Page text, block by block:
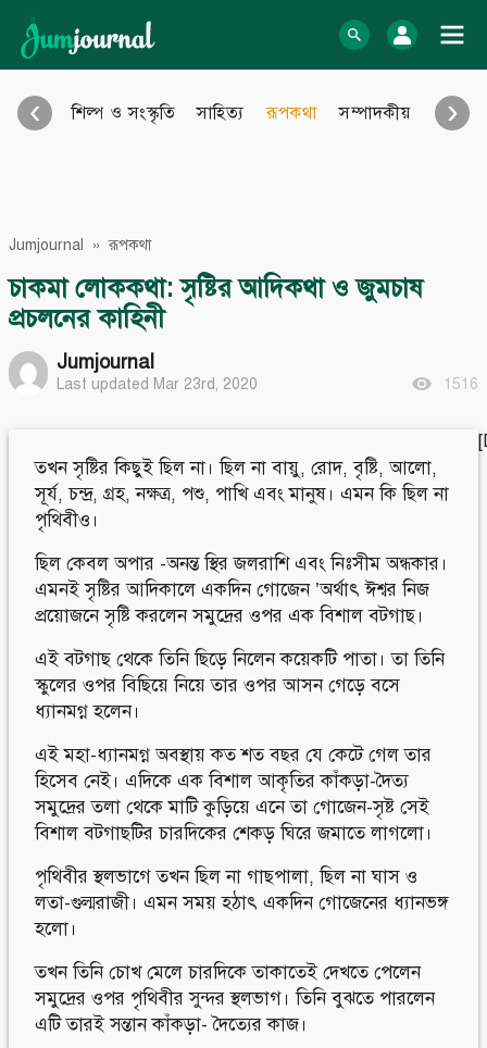
content
log In
Audio Archive
Learn more
About Us
How to
Contribute
Follow Us
Facebook
Twitter
Youtube
Instagram
Invite Jumjournal Team
Be a representative
Be a partner
শিল্প ও সংস্কৃতি সাহিত্য রূপকথা সম্পাদকীয় আইন
‹ ›
Jumjournal »রূপকথা
চাকমা লোককথা: সৃষ্টির আদিকথা ও জুমচাষ
প্রচলনের কাহিনী
Jumjournal
Last updated Mar 23rd, 2020 1516
তখন সৃষ্টির কিছুই ছিল না। ছিল না বায়ু, রোদ, বৃষ্টি, আলো,
সূর্য, চন্দ্র, গ্রহ, নক্ষত্র, পশু, পাখি এবং মানুষ। এমন কি ছিল না
পৃথিবীও।
ছিল কেবল অপার -অনন্ত স্থির জলরাশি এবং নিঃসীম অন্ধকার।
এমনই সৃষ্টির আদিকালে একদিন গোজেন ’অর্থাৎ ঈশ্বর নিজ
প্রয়োজনে সৃষ্টি করলেন সমুদ্রের ওপর এক বিশাল বটগাছ।
এই বটগাছ থেকে তিনি ছিড়ে নিলেন কয়েকটি পাতা। তা তিনি
স্কুলের ওপর বিছিয়ে নিয়ে তার ওপর আসন গেড়ে বসে
ধ্যানমগ্ন হলেন।
এই মহা-ধ্যানমগ্ন অবস্থায় কত শত বছর যে কেটে গেল তার
হিসেব নেই। এদিকে এক বিশাল আকৃতির কাঁকড়া-দৈত্য
সমুদ্রের তলা থেকে মাটি কুড়িয়ে এনে তা গোজেন-সৃষ্ট সেই
বিশাল বটগাছটির চারদিকের শেকড় ঘিরে জমাতে লাগলো।
পৃথিবীর স্থলভাগে তখন ছিল না গাছপালা, ছিল না ঘাস ও
লতা-গুল্মরাজী। এমন সময় হঠাৎ একদিন গোজেনের ধ্যানভঙ্গ
হলো।
তখন তিনি চোখ মেলে চারদিকে তাকাতেই দেখতে পেলেন
সমুদ্রের ওপর পৃথিবীর সুন্দর স্থলভাগ। তিনি বুঝতে পারলেন
এটি তারই সন্তান কাঁকড়া- দৈত্যের কাজ।